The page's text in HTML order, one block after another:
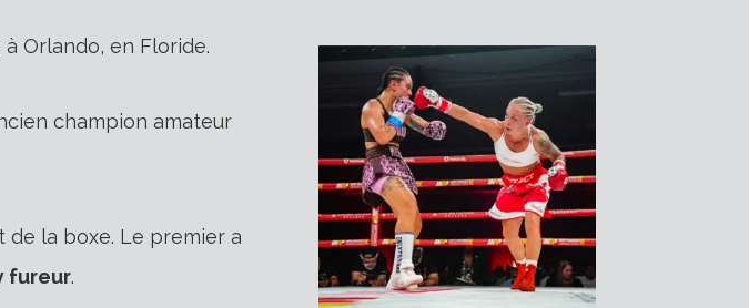
Orlando, en Floride.
champion amateur
de la boxe. Le premier a
fureur.